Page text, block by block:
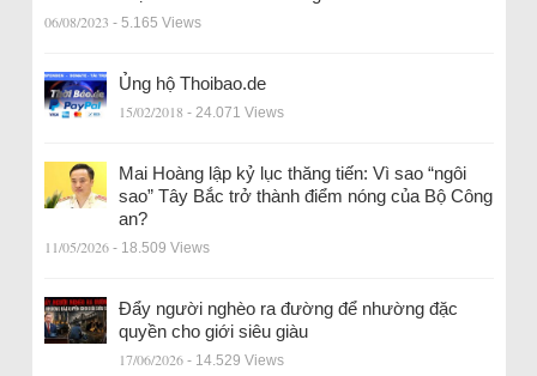
06/08/2023 - 5.165 Views
Ủng hộ Thoibao.de
15/02/2018 - 24.071 Views
Mai Hoàng lập kỷ lục thăng tiến: Vì sao “ngôi
sao” Tây Bắc trở thành điểm nóng của Bộ Công
an?
11/05/2026 - 18.509 Views
Đẩy người nghèo ra đường để nhường đặc
quyền cho giới siêu giàu
17/06/2026 - 14.529 Views